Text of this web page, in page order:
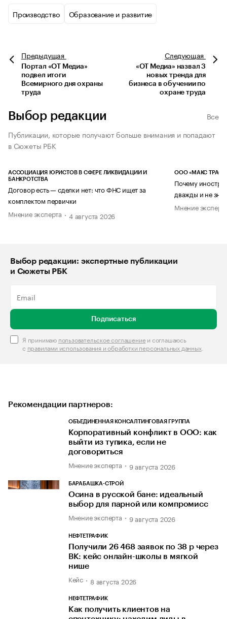
Производство Образование и развитие
Предыдущая
Портал «ОТ Медиа»
подвел итоги
Всемирного дня охраны
труда
Следующая
«ОТ Медиа» назвал 3
новых тренда для
бизнеса в обучении по
охране труда
Выбор редакции
Все
Публикации, которые получают больше внимания и попадают
в Сюжеты РБК
АССОЦИАЦИЯ ЮРИСТОВ В СФЕРЕ ЛИКВИДАЦИИ И
БАНКРОТСТВА
Договор есть — сделки нет: что ФНС ищет за
комплектом первички
Мнение эксперта
4 августа 2026
ООО «МАКС ТРАСТ»
Почему
дважды и не
Мнение
Выбор редакции: экспертные публикации
и Сюжеты РБК
Подписаться
Я принимаю пользовательское соглашениеи соглашаюсь
с правилами использования и обработки персональных данных.
Рекомендации партнеров:
ОБЪЕДИНЕННАЯ КОНСАЛТИНГОВАЯ ГРУППА
Корпоративный конфликт в ООО: как
выйти из тупика, если не
договориться
Мнение эксперта 9 августа 2026
БАРАБАШКА-СТРОЙ
Осина в русской бане: идеальный
выбор для парной или компромисс
Мнение эксперта 9 августа 2026
НЕФТЕТРАФИК
Получили 26 468 заявок по 38 р через
ВК: кейс онлайн-школы в мягкой
нише
Кейс 8 августа 2026
НЕФТЕТРАФИК
Как получить клиентов на